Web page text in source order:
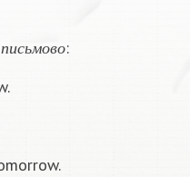
п и с ьм о в о
: